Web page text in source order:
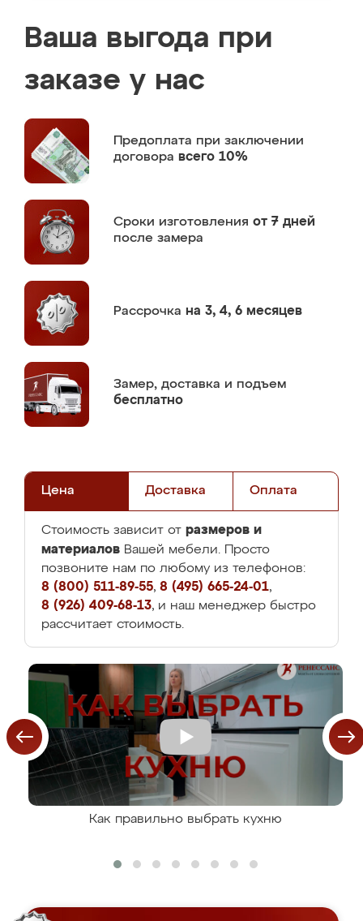
Ваша выгода при
заказе у нас
Предоплата при заключении
договора всего 10%
Сроки изготовления от 7 дней
после замера
Рассрочка на 3, 4, 6 месяцев
Замер, доставка и подъем
бесплатно
Цена Доставка Оплата
Стоимость зависит от размеров и
материалов Вашей мебели. Просто
позвоните нам по любому из телефонов:
8 (800) 511-89-55, 8 (495) 665-24-01,
8 (926) 409-68-13, и наш менеджер быстро
рассчитает стоимость.
Как правильно выбрать кухню